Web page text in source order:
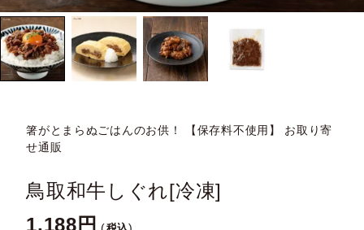
箸がとまらぬごはんのお供！ 【保存料不使用】 お取り寄
せ通販
鳥取和牛しぐれ[冷凍]
1,188